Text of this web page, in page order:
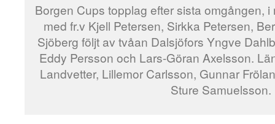
Borgen Cups topplag efter sista omgången,
med fr.v Kjell Petersen, Sirkka Petersen,
Sjöberg följt av tvåan Dalsjöfors Yngve
Eddy Persson och Lars-Göran Axelsson.
Landvetter, Lillemor Carlsson, Gunnar
Sture Samuelsson.